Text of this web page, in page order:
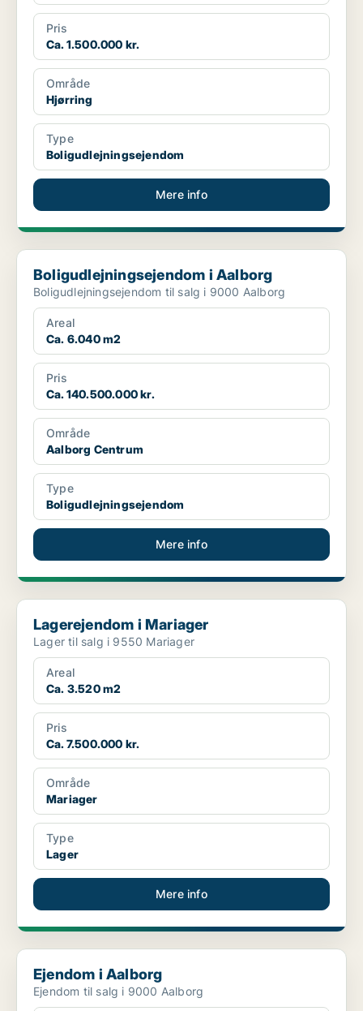
Pris
Ca. 1.500.000 kr.
Område
Hjørring
Type
Boligudlejningsejendom
Mere info
Boligudlejningsejendom i Aalborg
Boligudlejningsejendom i Aalborg
Boligudlejningsejendom til salg i 9000 Aalborg
Areal
Ca. 6.040 m2
Pris
Ca. 140.500.000 kr.
Område
Aalborg Centrum
Type
Boligudlejningsejendom
Mere info
Lagerejendom i Mariager
Lagerejendom i Mariager
Lager til salg i 9550 Mariager
Areal
Ca. 3.520 m2
Pris
Ca. 7.500.000 kr.
Område
Mariager
Type
Lager
Mere info
Ejendom i Aalborg
Ejendom i Aalborg
Ejendom til salg i 9000 Aalborg